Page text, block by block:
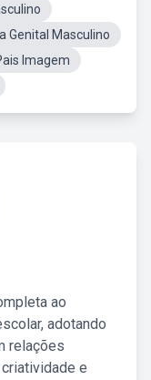
Genital Masculino
Imagem
ao
adotando
relações
e